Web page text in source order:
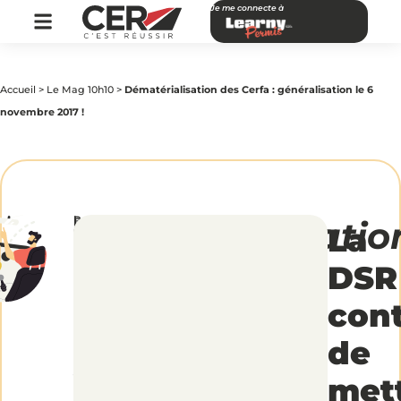
Je me connecte à
Accueil > Le Mag 10h10 > Dématérialisation des Cerfa : généralisation le 6
novembre 2017 !
par
CER
|Publié
le
La
DSR
de